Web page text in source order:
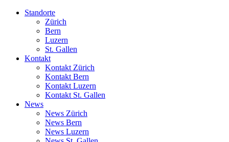
Standorte
Zürich
Bern
Luzern
St. Gallen
Kontakt
Kontakt Zürich
Kontakt Bern
Kontakt Luzern
Kontakt St. Gallen
News
News Zürich
News Bern
News Luzern